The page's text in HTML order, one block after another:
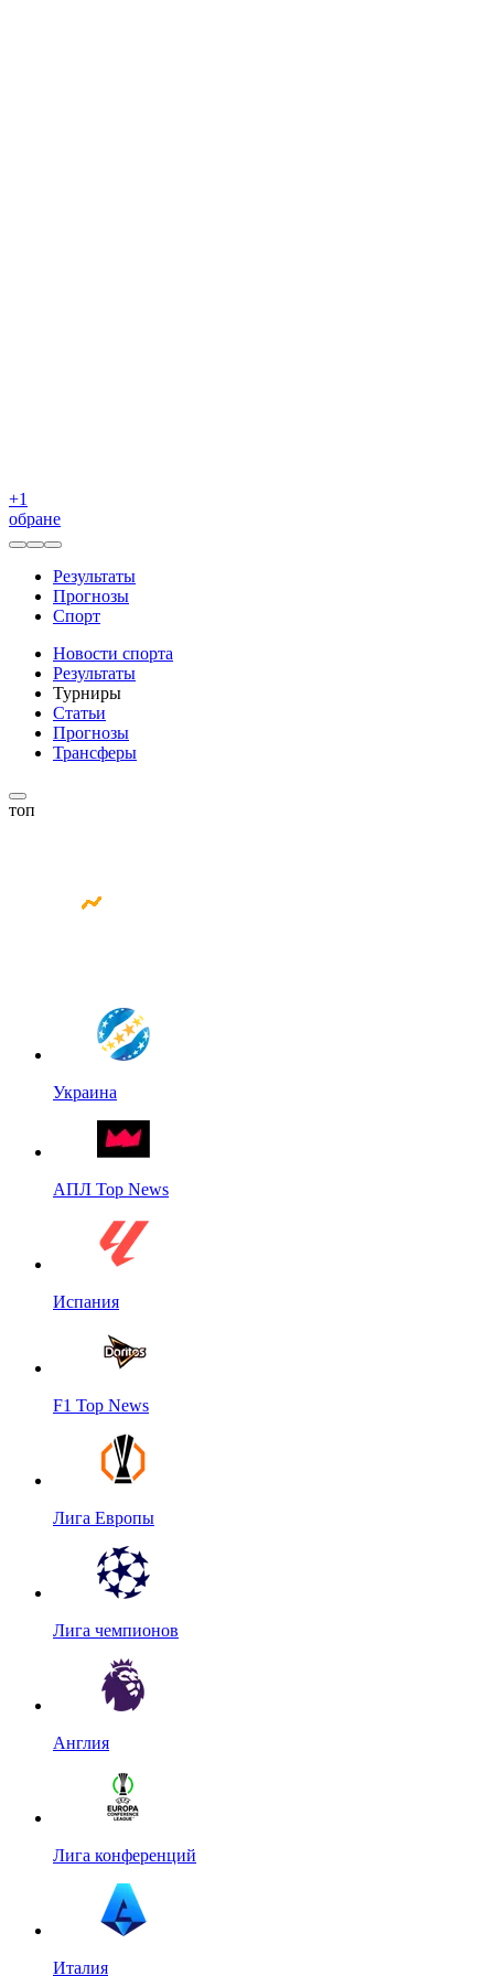
+1
обране
Результаты
Прогнозы
Спорт
Новости спорта
Результаты
Турниры
Статьи
Прогнозы
Трансферы
топ
Украина
АПЛ Top News
Испания
F1 Top News
Лига Европы
Лига чемпионов
Англия
Лига конференций
Италия